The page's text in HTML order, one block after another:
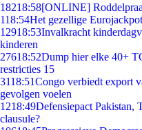
18218:58[ONLINE]
118:54Het gezellige
12918:53Invalkracht
kinderen
27618:52Dump hier elke 40+
restricties 15
3118:51Congo verbiedt export
gevolgen voelen
1218:49Defensiepact Pakistan,
clausule?